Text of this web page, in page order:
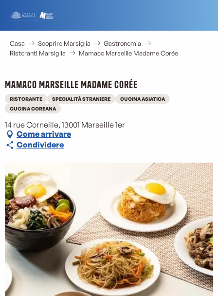
contenu
principal
Casa Scoprire Marsiglia
Gastronomia
Ristoranti Marsiglia
Mamaco Marseille Madame Corée
Mamaco Marseille Madame Corée
RISTORANTE SPECIALITÀ STRANIERE
CUCINA ASIATICA
CUCINA COREANA
14 rue Corneille, 13001 Marseille 1er
Come arrivare
Condividere